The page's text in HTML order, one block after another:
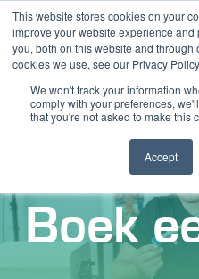
This website stores cookies on your
improve your website experience
you, both on this website and through
cookies we use, see our Privacy
We won't track your information
comply with your preferences,
that you're not asked to make this
Accept
Boek